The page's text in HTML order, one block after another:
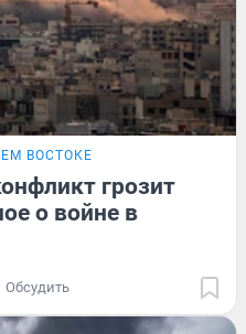
ВОСТОКЕ
грозит
о войне в
Обсудить